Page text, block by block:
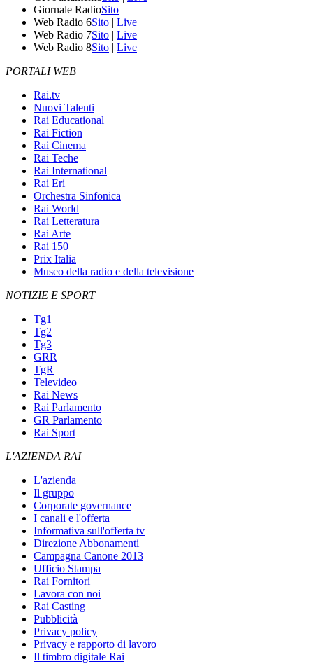
Giornale RadioSito
Web Radio 6Sito | Live
Web Radio 7Sito | Live
Web Radio 8Sito | Live
PORTALI WEB
Rai.tv
Nuovi Talenti
Rai Educational
Rai Fiction
Rai Cinema
Rai Teche
Rai International
Rai Eri
Orchestra Sinfonica
Rai World
Rai Letteratura
Rai Arte
Rai 150
Prix Italia
Museo della radio e della televisione
NOTIZIE E SPORT
Tg1
Tg2
Tg3
GRR
TgR
Televideo
Rai News
Rai Parlamento
GR Parlamento
Rai Sport
L'AZIENDA RAI
L'azienda
Il gruppo
Corporate governance
I canali e l'offerta
Informativa sull'offerta tv
Direzione Abbonamenti
Campagna Canone 2013
Ufficio Stampa
Rai Fornitori
Lavora con noi
Rai Casting
Pubblicità
Privacy policy
Privacy e rapporto di lavoro
Il timbro digitale Rai